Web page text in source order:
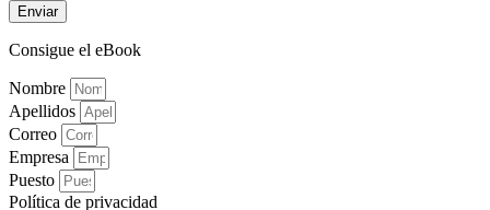
Enviar
Consigue el eBook
Nombre
Apellidos
Correo
Empresa
Puesto
Política de privacidad